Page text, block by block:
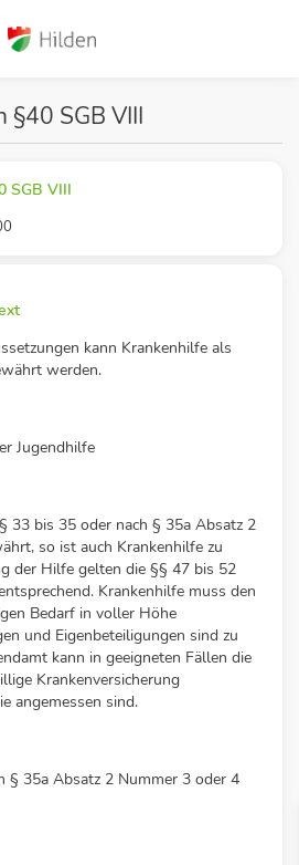
§40 SGB VIII
SGB VIII
kann Krankenhilfe als
werden.
Jugendhilfe
33 bis 35 oder nach § 35a Absatz 2
so ist auch Krankenhilfe zu
der Hilfe gelten die §§ 47 bis 52
Krankenhilfe muss den
Bedarf in voller Höhe
und Eigenbeteiligungen sind zu
kann in geeigneten Fällen die
Krankenversicherung
angemessen sind.
§ 35a Absatz 2 Nummer 3 oder 4